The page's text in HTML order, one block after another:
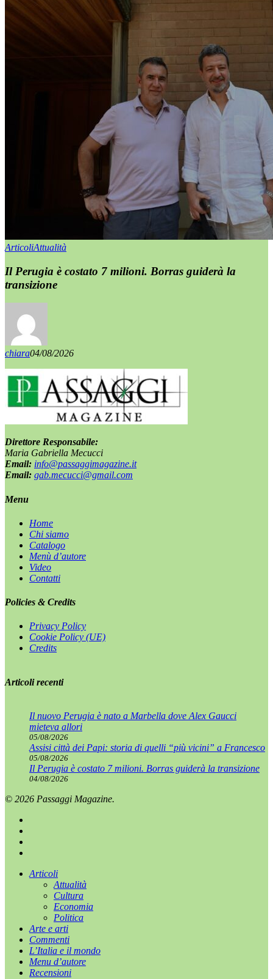
ArticoliAttualità
Il Perugia è costato 7 milioni. Borras guiderà la
transizione
chiara04/08/2026
Direttore Responsabile:
Maria Gabriella Mecucci
Email: info@passaggimagazine.it
Email: gab.mecucci@gmail.com
Menu
Home
Chi siamo
Catalogo
Menù d’autore
Video
Contatti
Policies & Credits
Privacy Policy
Cookie Policy (UE)
Credits
Articoli recenti
Il nuovo Perugia è nato a Marbella dove Alex Gaucci
mieteva allori
05/08/2026
Assisi città dei Papi: storia di quelli “più vicini” a Francesco
05/08/2026
Il Perugia è costato 7 milioni. Borras guiderà la transizione
04/08/2026
© 2026 Passaggi Magazine.
ChiudiArticoli
Attualità
Cultura
Economia
Politica
Arte e arti
Commenti
L’Italia e il mondo
Menu d’autore
Recensioni